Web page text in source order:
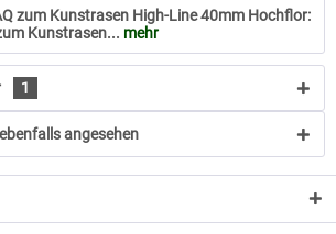
zum Kunstrasen High-Line 40mm Hochflor:
Kunstrasen... mehr
1
angesehen